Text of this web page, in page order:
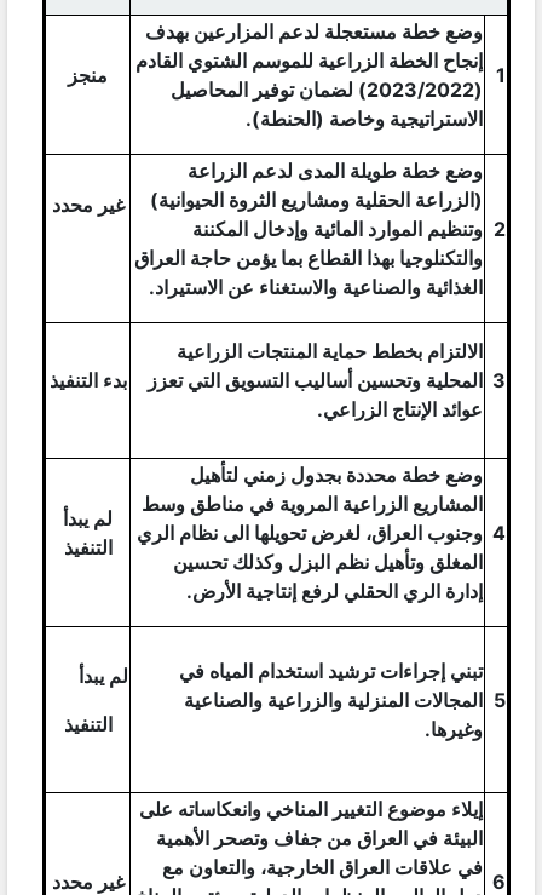
1
وضع خطة مستعجلة لدعم المزارعين بهدف
إنجاح الخطة الزراعية للموسم الشتوي القادم
(2023/2022) لضمان توفير المحاصيل
الاستراتيجية وخاصة (الحنطة).
منجز
2
وضع خطة طويلة المدى لدعم الزراعة
(الزراعة الحقلية ومشاريع الثروة الحيوانية)
وتنظيم الموارد المائية وإدخال المكننة
والتكنلوجيا بهذا القطاع بما يؤمن حاجة العراق
الغذائية والصناعية والاستغناء عن الاستيراد.
غير محدد
3
الالتزام بخطط حماية المنتجات الزراعية
المحلية وتحسين أساليب التسويق التي تعزز
عوائد الإنتاج الزراعي.
بدء التنفيذ
4
وضع خطة محددة بجدول زمني لتأهيل
المشاريع الزراعية المروية في مناطق وسط
وجنوب العراق، لغرض تحويلها الى نظام الري
المغلق وتأهيل نظم البزل وكذلك تحسين
إدارة الري الحقلي لرفع إنتاجية الأرض.
لم يبدأ
التنفيذ
5
تبني إجراءات ترشيد استخدام المياه في
المجالات المنزلية والزراعية والصناعية
وغيرها.
لم يبدأ
التنفيذ
6
إيلاء موضوع التغيير المناخي وانعكاساته على
البيئة في العراق من جفاف وتصحر الأهمية
في علاقات العراق الخارجية، والتعاون مع
غير محدد